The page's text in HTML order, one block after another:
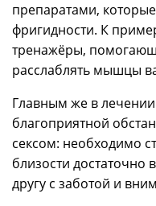
препаратами,
фригидности. К
тренажёры,
расслаблять мышцы
Главным же в лечении
благоприятной
сексом: необходимо
близости достаточно
другу с заботой и